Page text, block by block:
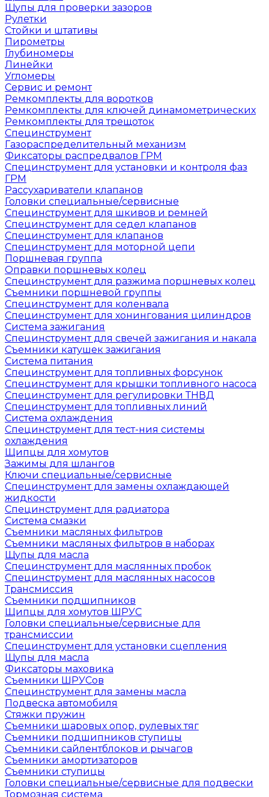
Щупы для проверки зазоров
Рулетки
Стойки и штативы
Пирометры
Глубиномеры
Линейки
Угломеры
Сервис и ремонт
Ремкомплекты для воротков
Ремкомплекты для ключей динамометрических
Ремкомплекты для трещоток
Специнструмент
Газораспределительный механизм
Фиксаторы распредвалов ГРМ
Специнструмент для установки и контроля фаз
ГРМ
Рассухариватели клапанов
Головки специальные/сервисные
Специнструмент для шкивов и ремней
Специнструмент для седел клапанов
Специнструмент для клапанов
Специнструмент для моторной цепи
Поршневая группа
Оправки поршневых колец
Специнструмент для разжима поршневых колец
Съемники поршневой группы
Специнструмент для коленвала
Специнструмент для хонингования цилиндров
Система зажигания
Специнструмент для свечей зажигания и накала
Съемники катушек зажигания
Система питания
Специнструмент для топливных форсунок
Специнструмент для крышки топливного насоса
Специнструмент для регулировки ТНВД
Специнструмент для топливных линий
Система охлаждения
Специнструмент для тест-ния системы
охлаждения
Щипцы для хомутов
Зажимы для шлангов
Ключи специальные/сервисные
Специнструмент для замены охлаждающей
жидкости
Специнструмент для радиатора
Система смазки
Съемники масляных фильтров
Съемники масляных фильтров в наборах
Щупы для масла
Специнструмент для маслянных пробок
Специнструмент для маслянных насосов
Трансмиссия
Съемники подшипников
Щипцы для хомутов ШРУС
Головки специальные/сервисные для
трансмиссии
Специнструмент для установки сцепления
Щупы для масла
Фиксаторы маховика
Съемники ШРУСов
Специнструмент для замены масла
Подвеска автомобиля
Стяжки пружин
Съемники шаровых опор, рулевых тяг
Съемники подшипников ступицы
Съемники сайлентблоков и рычагов
Съемники амортизаторов
Съемники ступицы
Головки специальные/сервисные для подвески
Тормозная система